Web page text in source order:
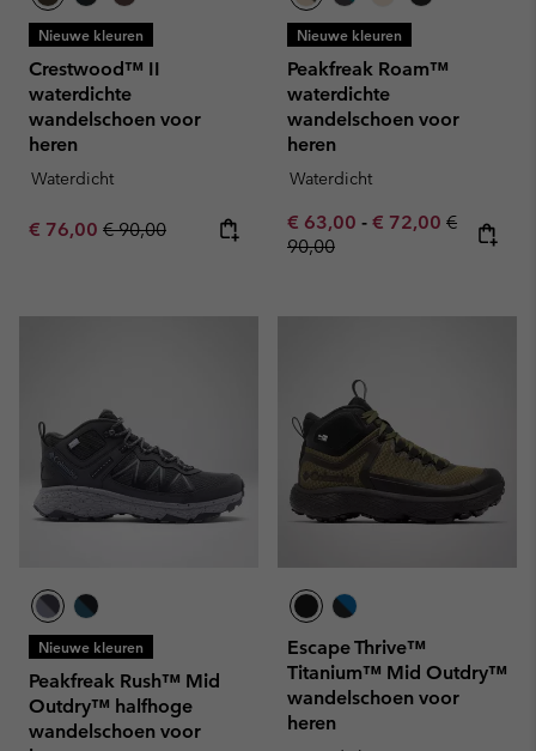
Nieuwe kleuren
Crestwood™ II
waterdichte
wandelschoen voor
heren
Waterdicht
Sale price:
€ 76,00 Regular price:
€ 90,00
Nieuwe kleuren
Peakfreak Roam™
waterdichte
wandelschoen voor
heren
Waterdicht
Minimum sale price:
€ 63,00 - Maximum sale
€ 72,00 Regular
€
90,00
Nieuwe kleuren
Peakfreak Rush™ Mid
Outdry™ halfhoge
wandelschoen voor
Escape Thrive™
Titanium™ Mid Outdry™
wandelschoen voor
heren